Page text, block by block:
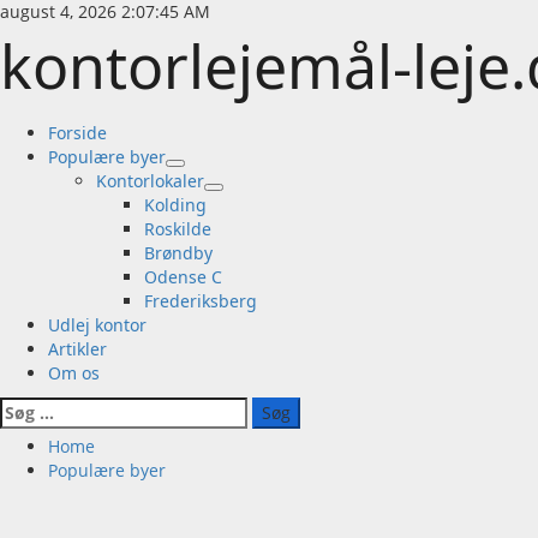
Skip
content
august 4, 2026 2:07:45 AM
kontorlejemål-
Primary
Menu
Forside
Populære byer
Kontorlokaler
Kolding
Roskilde
Brøndby
Odense C
Frederiksberg
Udlej kontor
Artikler
Om os
Søg
efter:
Home
Populære byer